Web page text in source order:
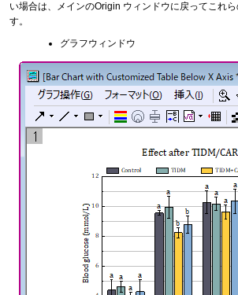
い場合は、メインのOrigin ウィンドウに戻ってこれ
す。
グラフウィンドウ